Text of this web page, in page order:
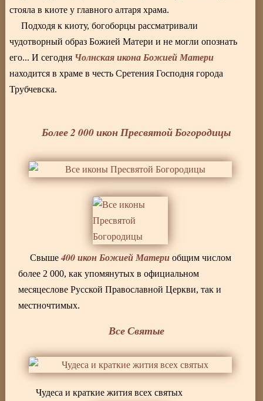
стояла в киоте у главного алтаря храма.
Подходя к киоту, богоборцы рассматривали
чудотворный образ Божией Матери и не могли опознать
его... И сегодня Чолнская икона Божией Матери
находится в храме в честь Сретения Господня города
Трубчевска.
Более 2 000 икон Пресвятой Богородицы
Свыше400 икон Божией Матери общим числом
более 2 000, как упомянутых в официальном
месяцеслове Русской Православной Церкви, так и
местночтимых.
Все Святые
Чудеса и краткие жития всех святых